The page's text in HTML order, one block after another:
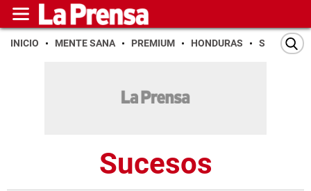
INICIO MENTE SANA PREMIUM HONDURAS SAN PEDRO
Sucesos